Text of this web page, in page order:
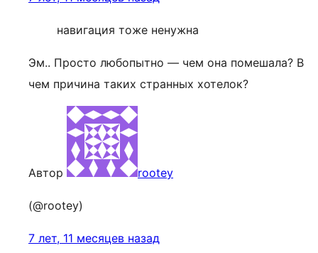
навигация тоже ненужна
Эм.. Просто любопытно — чем она помешала? В
чем причина таких странных хотелок?
Автор rootey
(@rootey)
7 лет, 11 месяцев назад